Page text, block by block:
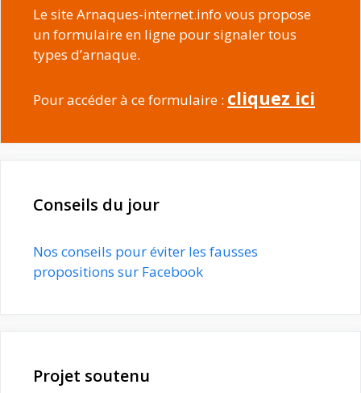
Le site Arnaques-internet.info vous propose
un formulaire en ligne pour signaler tous
types d’arnaque.
Pour accéder à ce formulaire : cliquez ici
Conseils du jour
Nos conseils pour éviter les fausses
propositions sur Facebook
Projet soutenu